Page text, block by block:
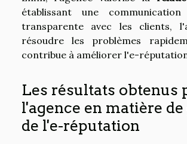
établissant une
transparente avec les clients,
résoudre les problèmes
contribue à améliorer l'e-
Les résultats obtenus
l'agence en matière
de l'e-réputation